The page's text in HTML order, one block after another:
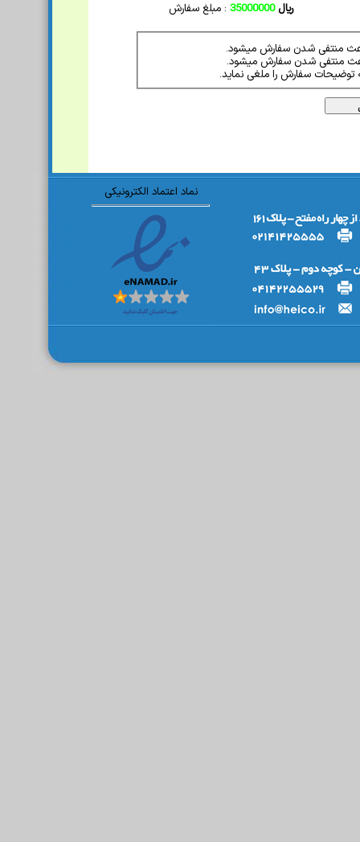
مبلغ سفارش : 35000000 ریال
نماد اعتماد الکترونیکی